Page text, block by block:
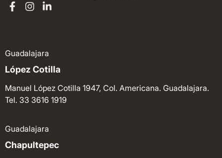
Guadalajara
López Cotilla
Manuel López Cotilla 1947, Col. Americana. Guadalajara.
Tel. 33 3616 1919
Guadalajara
Chapultepec